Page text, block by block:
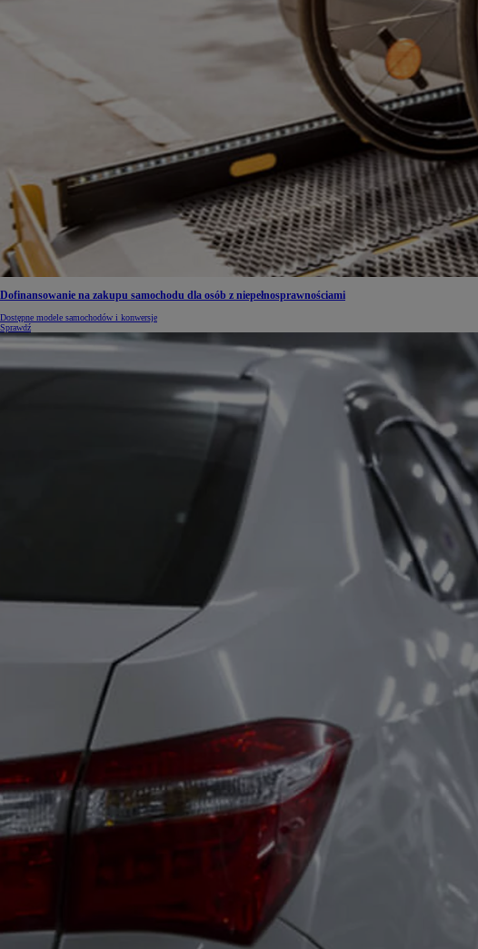
Dofinansowanie na zakupu samochodu dla osób z niepełnosprawnościami
Dostępne modele samochodów i konwersje
Sprawdź